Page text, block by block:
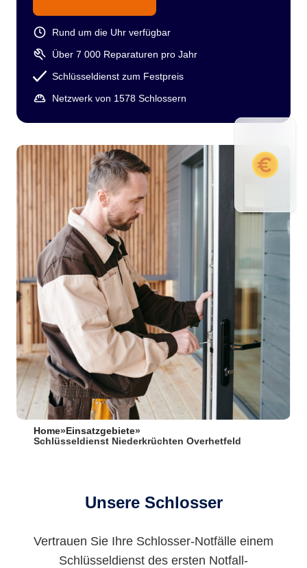
Rund um die Uhr verfügbar
Über 7 000 Reparaturen pro Jahr
Schlüsseldienst zum Festpreis
Netzwerk von 1578 Schlossern
Home» Einsatzgebiete»
Schlüsseldienst Niederkrüchten Overhetfeld
Unsere Schlosser
Vertrauen Sie Ihre Schlosser-Notfälle einem
Schlüsseldienst des ersten Notfall-